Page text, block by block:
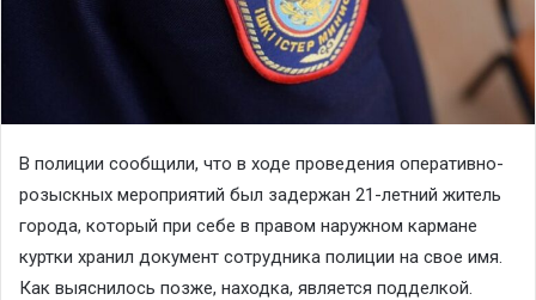
В полиции сообщили, что в ходе проведения оперативно-
розыскных мероприятий был задержан 21-летний житель
города, который при себе в правом наружном кармане
куртки хранил документ сотрудника полиции на свое имя.
Как выяснилось позже, находка, является подделкой.